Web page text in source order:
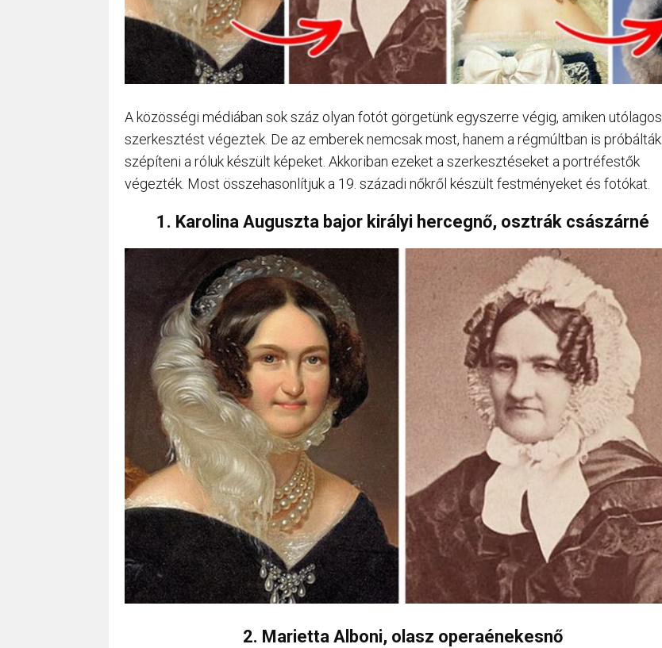
A közösségi médiában sok száz olyan fotót görgetünk egyszerre végig, amiken utólagos
szerkesztést végeztek. De az emberek nemcsak most, hanem a régmúltban is próbálták
szépíteni a róluk készült képeket. Akkoriban ezeket a szerkesztéseket a portréfestők
végezték. Most összehasonlítjuk a 19. századi nőkről készült festményeket és fotókat.
1. Karolina Auguszta bajor királyi hercegnő, osztrák császárné
2. Marietta Alboni, olasz operaénekesnő